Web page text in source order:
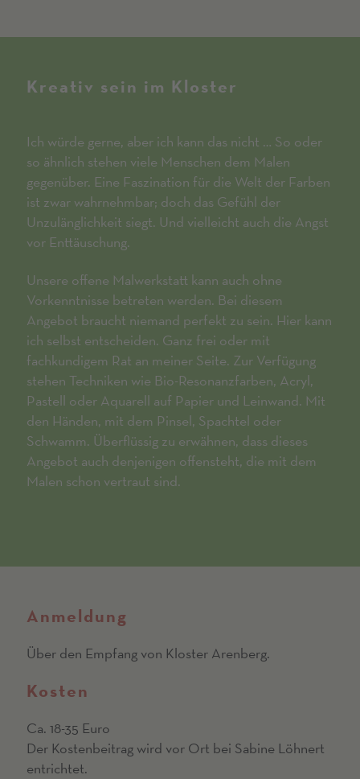
Kreativ sein im Kloster
Ich würde gerne, aber ich kann das nicht … So oder
so ähnlich stehen viele Menschen dem Malen
gegenüber. Eine Faszination für die Welt der Farben
ist zwar wahrnehmbar; doch das Gefühl der
Unzulänglichkeit siegt. Und vielleicht auch die Angst
vor Enttäuschung.
Unsere offene Malwerkstatt kann auch ohne
Vorkenntnisse betreten werden. Bei diesem
Angebot braucht niemand perfekt zu sein. Hier kann
ich selbst entscheiden. Ganz frei oder mit
fachkundigem Rat an meiner Seite. Zur Verfügung
stehen Techniken wie Bio-Resonanzfarben, Acryl,
Pastell oder Aquarell auf Papier und Leinwand. Mit
den Händen, mit dem Pinsel, Spachtel oder
Schwamm. Überflüssig zu erwähnen, dass dieses
Angebot auch denjenigen offensteht, die mit dem
Malen schon vertraut sind.
Anmeldung
Über den Empfang von Kloster Arenberg.
Kosten
Ca. 18-35 Euro
Der Kostenbeitrag wird vor Ort bei Sabine Löhnert
entrichtet.